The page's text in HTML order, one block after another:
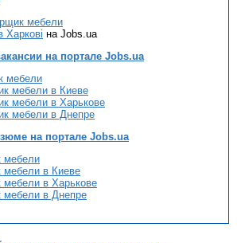
мебели
Харкові на Jobs.ua
на портале Jobs.ua
мебели
мебели в Киеве
мебели в Харькове
мебели в Днепре
на портале Jobs.ua
мебели
в Киеве
в Харькове
в Днепре